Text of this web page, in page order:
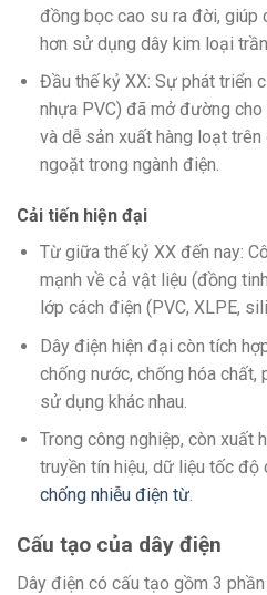
đồng bọc cao su ra đời, giúp
hơn sử dụng dây kim loại
Đầu thế kỷ XX: Sự phát triển
nhựa PVC) đã mở đường
và dễ sản xuất hàng loạt
ngoặt trong ngành điện.
Cải tiến hiện đại
Từ giữa thế kỷ XX đến nay:
mạnh về cả vật liệu (đồng
lớp cách điện (PVC, XLPE,
Dây điện hiện đại còn tích
chống nước, chống hóa chất,
sử dụng khác nhau.
Trong công nghiệp, còn xuất
truyền tín hiệu, dữ liệu tốc
chống nhiễu điện từ.
Cấu tạo của dây điện
Dây điện có cấu tạo gồm 3